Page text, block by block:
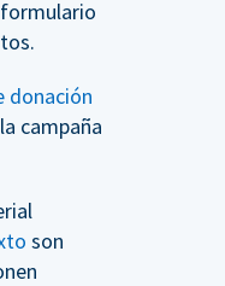
formulario
donación
campaña
son